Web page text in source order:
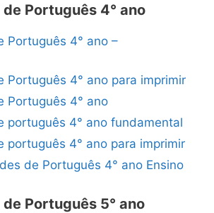
Português 4° ano
Português 4° ano –
Português 4° ano para imprimir
Português 4° ano
português 4° ano fundamental
português 4° ano para imprimir
de Português 4° ano Ensino
Português 5° ano